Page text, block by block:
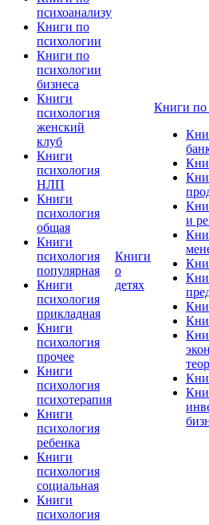
психоанализу
Книги по
психологии
Книги по
психологии
бизнеса
Книги
психология
женский
клуб
Книги
психология
НЛП
Книги
психология
общая
Книги
психология
популярная
Книги
психология
прикладная
Книги
психология
прочее
Книги
психология
психотерапия
Книги
психология
ребенка
Книги
психология
социальная
Книги
психология
Книги
о
детях
Книги по
и